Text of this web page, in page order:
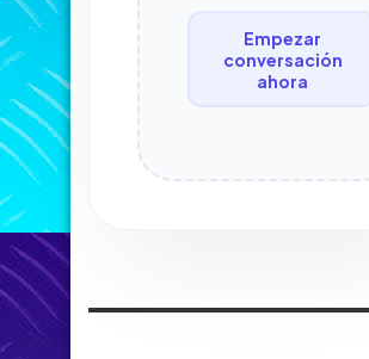
Empezar
conversación
ahora